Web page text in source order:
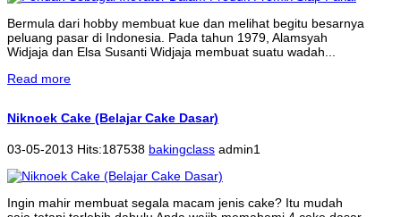
Bermula dari hobby membuat kue dan melihat begitu besarnya
peluang pasar di Indonesia. Pada tahun 1979, Alamsyah
Widjaja dan Elsa Susanti Widjaja membuat suatu wadah...
Read more
Niknoek Cake (Belajar Cake Dasar)
03-05-2013 Hits:187538 bakingclass admin1
Ingin mahir membuat segala macam jenis cake? Itu mudah